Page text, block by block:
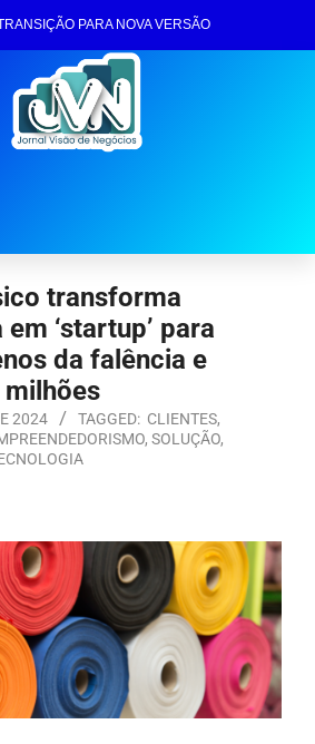
PARA NOVA VERSÃO
transforma
‘startup’ para
da falência e
2024 TAGGED: CLIENTES,
, SOLUÇÃO,